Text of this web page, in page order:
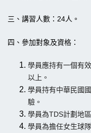
三、講習人數：24人。
四、參加對象及資格：
學員應持有一個有
以上。
學員持有中華民國
驗。
學員為TDS計劃地
學員為擔任女生球